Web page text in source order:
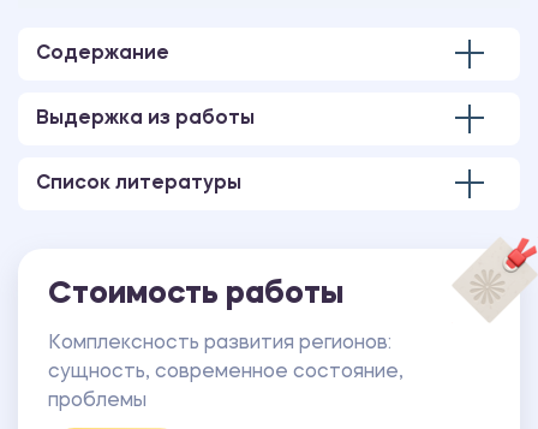
Содержание
Выдержка из работы
Список литературы
Стоимость работы
Комплексность развития регионов:
сущность, современное состояние,
проблемы